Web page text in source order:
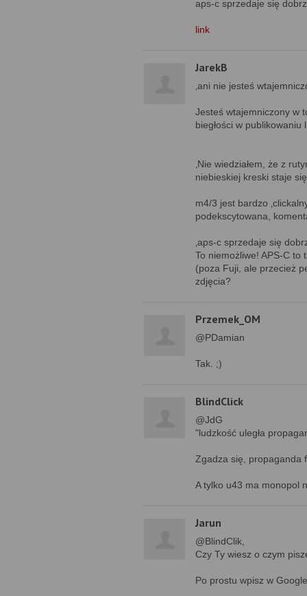
aps-c sprzedaje się
link
JarekB
‚ani nie jesteś
Jesteś wtajemniczony w
biegłości w publikowaniu
‚Nie wiedziałem, że z
niebieskiej kreski staje
m4/3 jest bardzo
podekscytowana,
‚aps-c sprzedaje się
To niemożliwe! APS-C
(poza Fuji, ale przecież
zdjęcia?
Przemek_OM
@PDamian
Tak. ;)
BlindClick
@JdG
"ludzkość uległa
Zgadza się, propaganda
A tylko u43 ma monopol
Jarun
@BlindClik,
Czy Ty wiesz o czym
Po prostu wpisz w